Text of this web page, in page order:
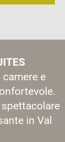
e
in Val